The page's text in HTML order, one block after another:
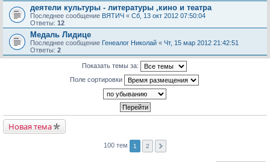
деятели культуры - литературы ,кино и театра
Последнее сообщение ВЯТИЧ « Сб, 13 окт 2012 07:50:04
Ответы: 12
Медаль Лидице
Последнее сообщение Генеалог Николай « Чт, 15 мар 2012 21:42:51
Ответы: 2
Показать темы за:
Поле сортировки
Новая тема
100 тем 1 2